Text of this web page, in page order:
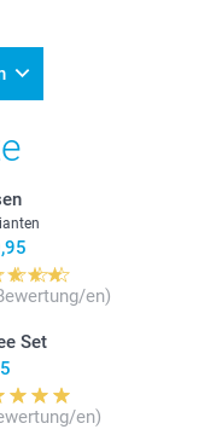
en)
Set
en)